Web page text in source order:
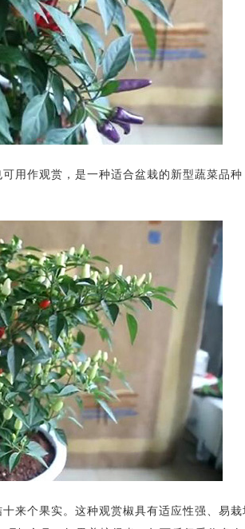
作观赏，是一种适合盆栽的新型蔬菜品种
个果实。这种观赏椒具有适应性强、易栽